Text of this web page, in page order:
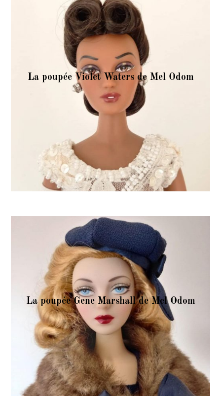
La poupée Violet Waters de Mel Odom
La poupée Gene Marshall de Mel Odom